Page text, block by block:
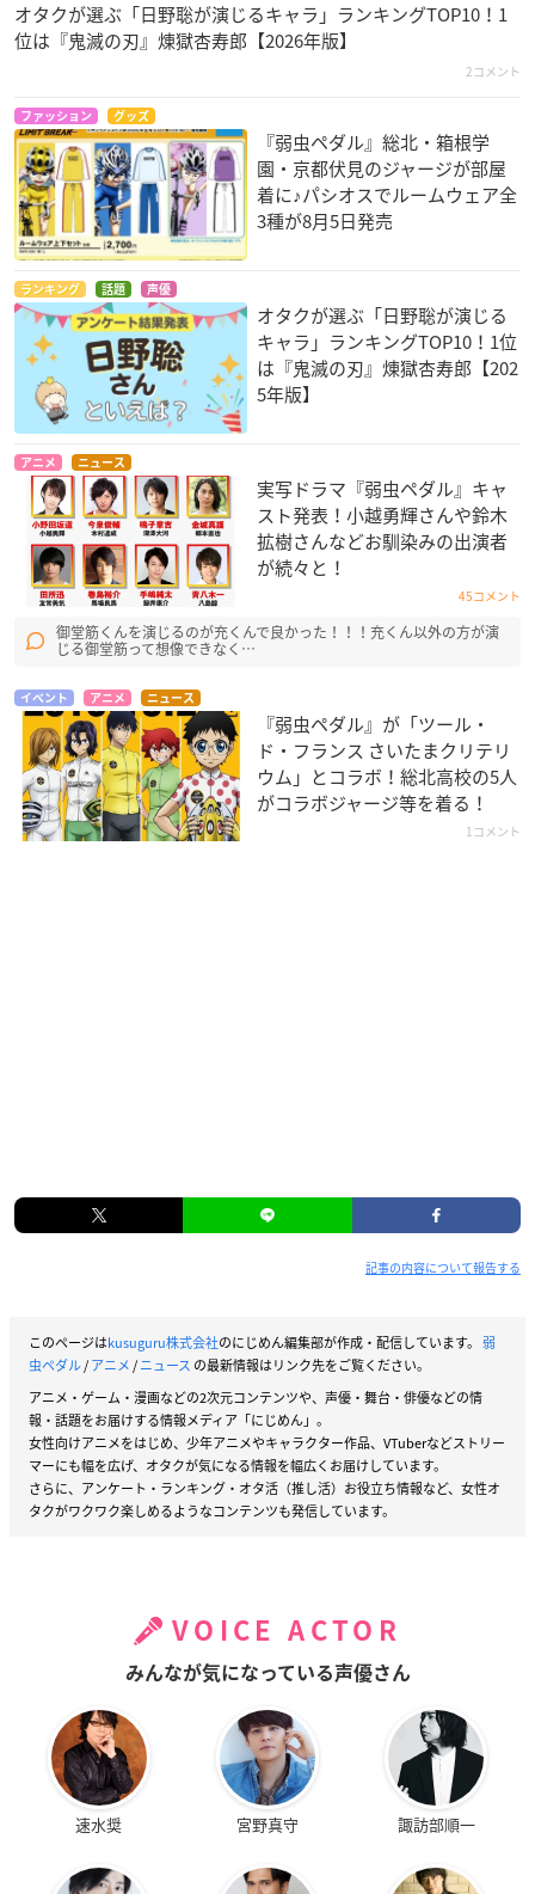
オタクが選ぶ「日野聡が演じるキャラ」ランキングTOP10！1
位は『鬼滅の刃』煉󠄁獄杏寿郎【2026年版】
2コメント
ファッション グッズ
『弱虫ペダル』総北・箱根学
園・京都伏見のジャージが部屋
着に♪パシオスでルームウェア全
3種が8月5日発売
ランキング 話題 声優
オタクが選ぶ「日野聡が演じる
キャラ」ランキングTOP10！1位
は『鬼滅の刃』煉󠄁獄杏寿郎【202
5年版】
アニメ ニュース
実写ドラマ『弱虫ペダル』キャ
スト発表！小越勇輝さんや鈴木
拡樹さんなどお馴染みの出演者
が続々と！
45コメント
御堂筋くんを演じるのが充くんで良かった！！！充くん以外の方が演
じる御堂筋って想像できなく…
イベント アニメ ニュース
『弱虫ペダル』が「ツール・
ド・フランス さいたまクリテリ
ウム」とコラボ！総北高校の5人
がコラボジャージ等を着る！
1コメント
記事の内容について報告する
このページはkusuguru株式会社のにじめん編集部が作成・配信しています。 弱
虫ペダル/アニメ/ニュース の最新情報はリンク先をご覧ください。
アニメ・ゲーム・漫画などの2次元コンテンツや、声優・舞台・俳優などの情
報・話題をお届けする情報メディア「にじめん」。
女性向けアニメをはじめ、少年アニメやキャラクター作品、VTuberなどストリー
マーにも幅を広げ、オタクが気になる情報を幅広くお届けしています。
さらに、アンケート・ランキング・オタ活（推し活）お役立ち情報など、女性オ
タクがワクワク楽しめるようなコンテンツも発信しています。
VOICE ACTOR
みんなが気になっている声優さん
速水奨 宮野真守 諏訪部順一